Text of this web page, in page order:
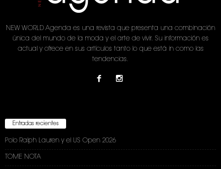
NEW WORLD Agenda es una revista que presenta una combinación
única del mundo de la moda y el arte de vivir. Su información es
actual y ofrece en sus artículos tanto lo que está in como las
tendencias.
Entradas recientes
Polo Ralph Lauren y el US Open 2026
TOME NOTA